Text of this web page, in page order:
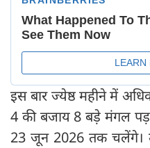
इस बार ज्येष्ठ महीने में
4 की बजाय 8 बड़े मंगल
23 जून 2026 तक चलेंगे।